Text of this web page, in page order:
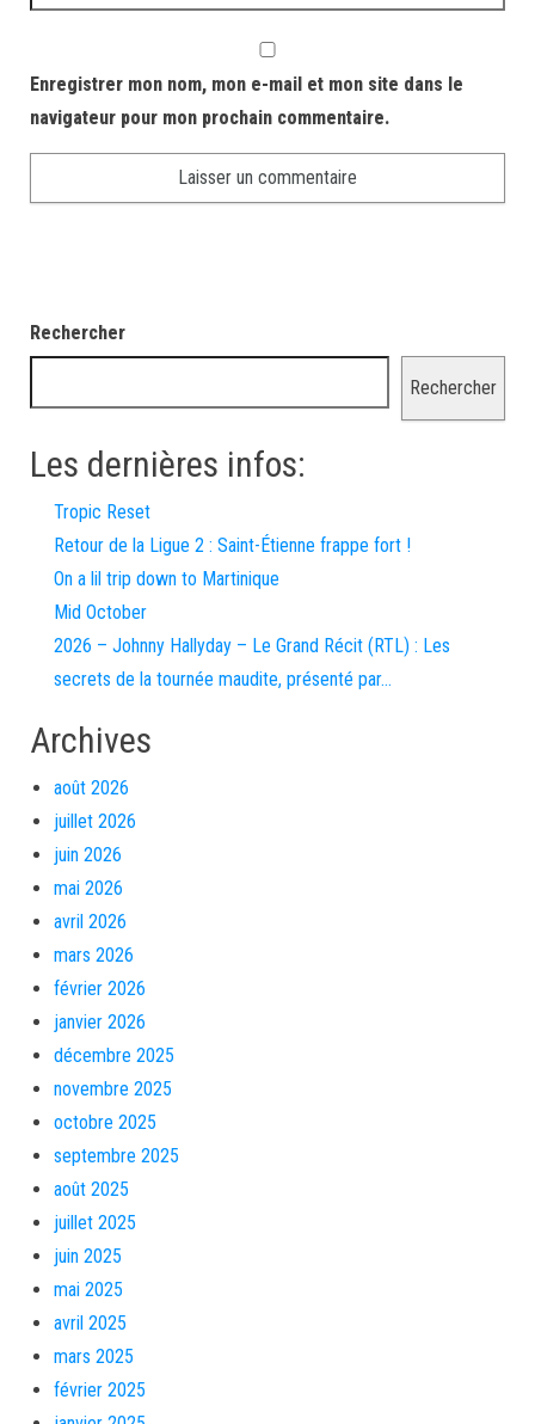
Enregistrer mon nom, mon e-mail et mon site dans le
navigateur pour mon prochain commentaire.
Rechercher
Rechercher
Les dernières infos:
Tropic Reset
Retour de la Ligue 2 : Saint-Étienne frappe fort !
On a lil trip down to Martinique
Mid October
2026 – Johnny Hallyday – Le Grand Récit (RTL) : Les
secrets de la tournée maudite, présenté par…
Archives
août 2026
juillet 2026
juin 2026
mai 2026
avril 2026
mars 2026
février 2026
janvier 2026
décembre 2025
novembre 2025
octobre 2025
septembre 2025
août 2025
juillet 2025
juin 2025
mai 2025
avril 2025
mars 2025
février 2025